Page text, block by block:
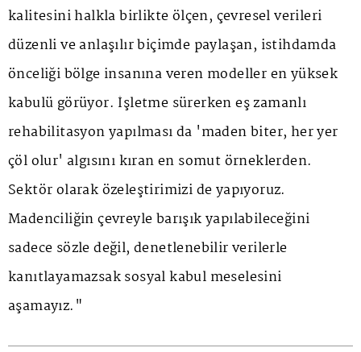
kalitesini halkla birlikte ölçen, çevresel verileri
düzenli ve anlaşılır biçimde paylaşan, istihdamda
önceliği bölge insanına veren modeller en yüksek
kabulü görüyor. İşletme sürerken eş zamanlı
rehabilitasyon yapılması da 'maden biter, her yer
çöl olur' algısını kıran en somut örneklerden.
Sektör olarak özeleştirimizi de yapıyoruz.
Madenciliğin çevreyle barışık yapılabileceğini
sadece sözle değil, denetlenebilir verilerle
kanıtlayamazsak sosyal kabul meselesini
aşamayız."